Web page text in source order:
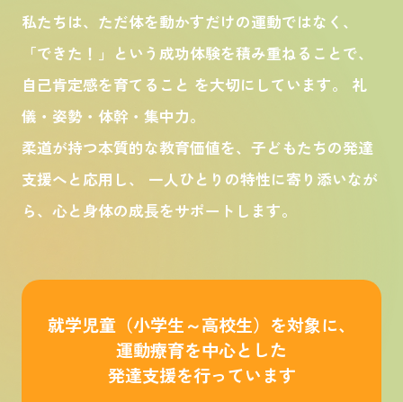
私たちは、ただ体を動かすだけの運動ではなく、
「できた！」という成功体験を積み重ねることで、
自己肯定感を育てること を大切にしています。 礼
儀・姿勢・体幹・集中力。
柔道が持つ本質的な教育価値を、子どもたちの発達
支援へと応用し、 一人ひとりの特性に寄り添いなが
ら、心と身体の成長をサポートします。
就学児童（小学生～高校生）を対象に、
運動療育を中心とした
発達支援を行っています